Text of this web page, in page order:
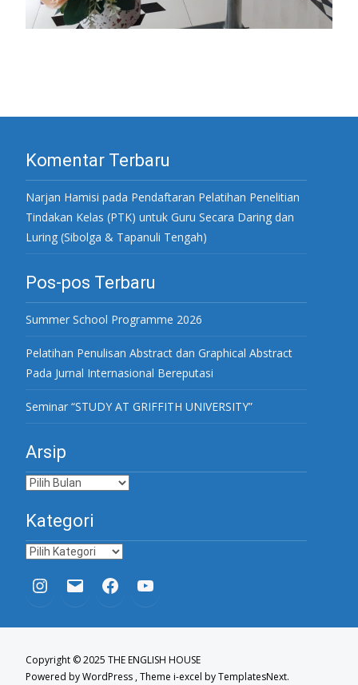
Komentar Terbaru
Narjan Hamisi pada Pendaftaran Pelatihan Penelitian
Tindakan Kelas (PTK) untuk Guru Secara Daring dan
Luring (Sibolga & Tapanuli Tengah)
Pos-pos Terbaru
Summer School Programme 2026
Pelatihan Penulisan Abstract dan Graphical Abstract
Pada Jurnal Internasional Bereputasi
Seminar “STUDY AT GRIFFITH UNIVERSITY”
Arsip
Arsip
Kategori
Kategori
Copyright © 2025 THE ENGLISH HOUSE
Powered by WordPress , Theme i-excel by TemplatesNext.